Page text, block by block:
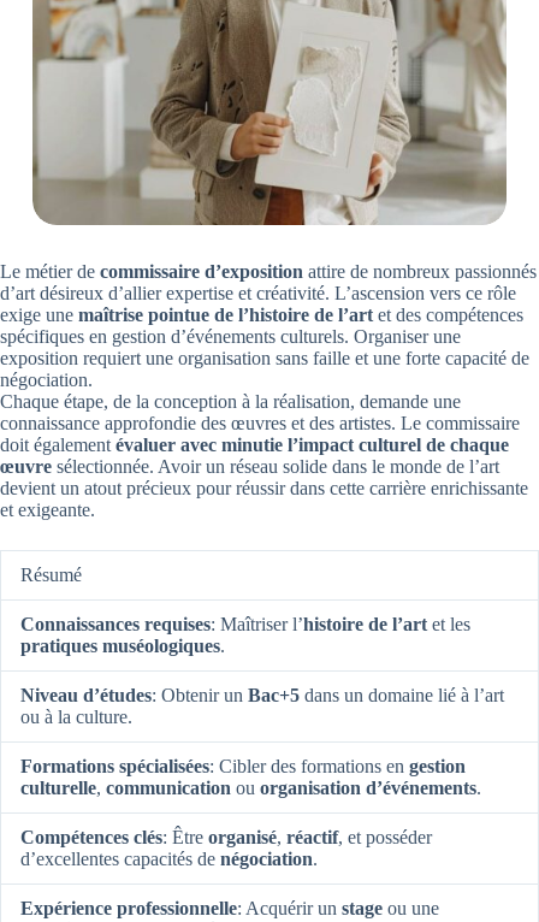
Le métier de commissaire d’exposition attire de nombreux passionnés
d’art désireux d’allier expertise et créativité. L’ascension vers ce rôle
exige une maîtrise pointue de l’histoire de l’art et des compétences
spécifiques en gestion d’événements culturels. Organiser une
exposition requiert une organisation sans faille et une forte capacité de
négociation.
Chaque étape, de la conception à la réalisation, demande une
connaissance approfondie des œuvres et des artistes. Le commissaire
doit également évaluer avec minutie l’impact culturel de chaque
œuvre sélectionnée. Avoir un réseau solide dans le monde de l’art
devient un atout précieux pour réussir dans cette carrière enrichissante
et exigeante.
Résumé
Connaissances requises: Maîtriser l’histoire de l’art et les
pratiques muséologiques.
Niveau d’études: Obtenir un Bac+5 dans un domaine lié à l’art
ou à la culture.
Formations spécialisées: Cibler des formations en gestion
culturelle, communication ou organisation d’événements.
Compétences clés: Être organisé, réactif, et posséder
d’excellentes capacités de négociation.
Expérience professionnelle: Acquérir un stage ou une